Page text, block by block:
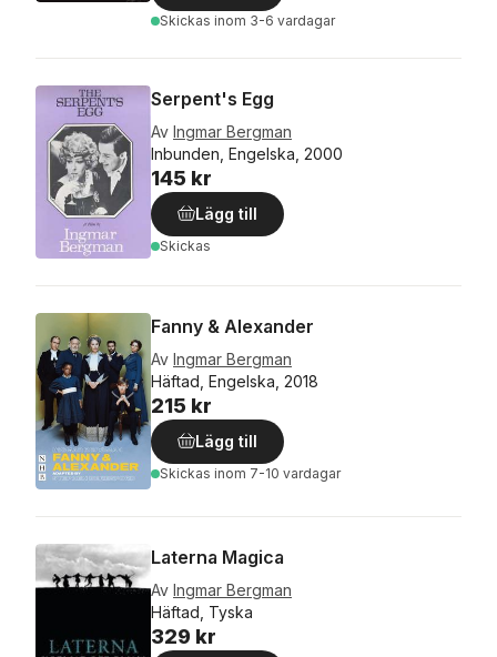
Skickas inom 3-6 vardagar
Serpent's Egg
Av Ingmar Bergman
Inbunden, Engelska, 2000
145 kr
Lägg till
Skickas
Fanny & Alexander
Av Ingmar Bergman
Häftad, Engelska, 2018
215 kr
Lägg till
Skickas inom 7-10 vardagar
Laterna Magica
Av Ingmar Bergman
Häftad, Tyska
329 kr